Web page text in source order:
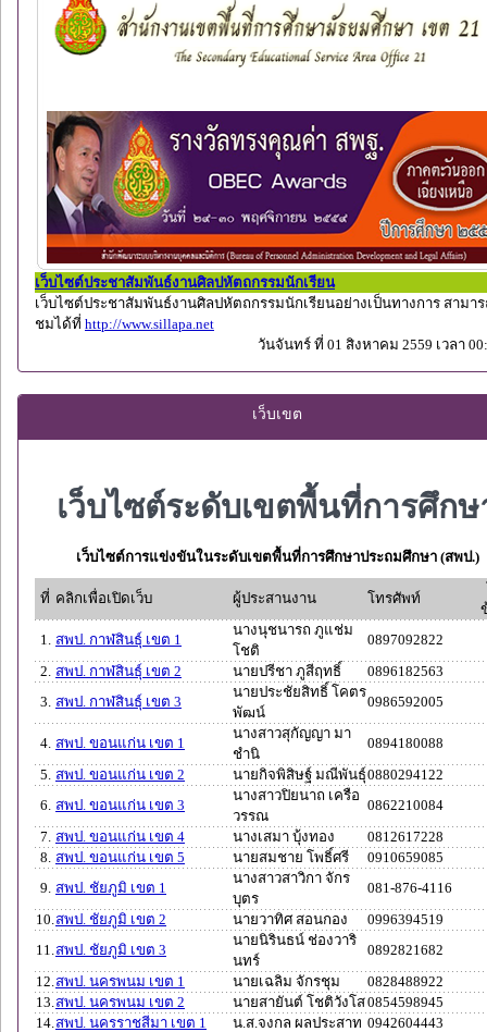
เว็บไซต์ประชาสัมพันธ์งานศิลปหัตถกรรมนักเรียน
เว็บไซต์ประชาสัมพันธ์งานศิลปหัตถกรรมนักเรียนอย่างเป็นทางการ สามาร
ชมได้ที่ http://www.sillapa.net
วันจันทร์ ที่ 01 สิงหาคม 2559 เวลา
เว็บเขต
เว็บไซต์ระดับเขตพื้นที่การศึกษ
เว็บไซต์การแข่งขันในระดับเขตพื้นที่การศึกษาประถมศึกษา (สพป.)
ที่ คลิกเพื่อเปิดเว็บ ผู้ประสานงาน โทรศัพท์
1.
สพป. กาฬสินธุ์ เขต 1
นางนุชนารถ ภูแช่ม
โชติ
0897092822
2. สพป. กาฬสินธุ์ เขต 2 นายปรีชา ภูสีฤทธิ์
0896182563
3. สพป. กาฬสินธุ์ เขต 3
นายประชัยสิทธิ์ โคตร
พัฒน์
0986592005
4. สพป. ขอนแก่น เขต 1
นางสาวสุกัญญา มา
ชำนิ
0894180088
5. สพป. ขอนแก่น เขต 2 นายกิจพิสิษฐ์ มณีพันธุ์0880294122
6. สพป. ขอนแก่น เขต 3
นางสาวปิยนาถ เครือ
วรรณ
0862210084
7. สพป. ขอนแก่น เขต 4 นางเสมา บุ้งทอง
0812617228
8. สพป. ขอนแก่น เขต 5 นายสมชาย โพธิ์ศรี
0910659085
9. สพป. ชัยภูมิ เขต 1
นางสาวสาวิกา จักร
บุตร
081-876-4116
10. สพป. ชัยภูมิ เขต 2 นายวาทิศ สอนกอง
0996394519
11. สพป. ชัยภูมิ เขต 3
นายนิรินธน์ ช่องวาริ
นทร์
0892821682
12. สพป. นครพนม เขต 1 นายเฉลิม จักรชุม
0828488922
13. สพป. นครพนม เขต 2 นายสายันต์ โชติวังโส0854598945
14. สพป. นครราชสีมา เขต 1 น.ส.จงกล ผลประสาท 0942604443